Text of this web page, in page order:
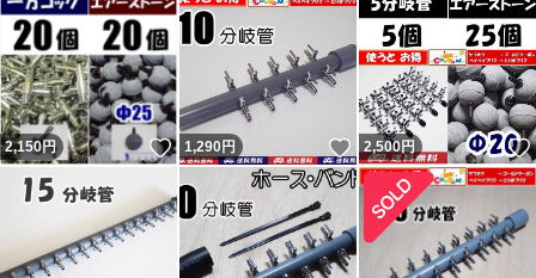
2,150円 いいね！
1,290円 いいね！
2,500 円